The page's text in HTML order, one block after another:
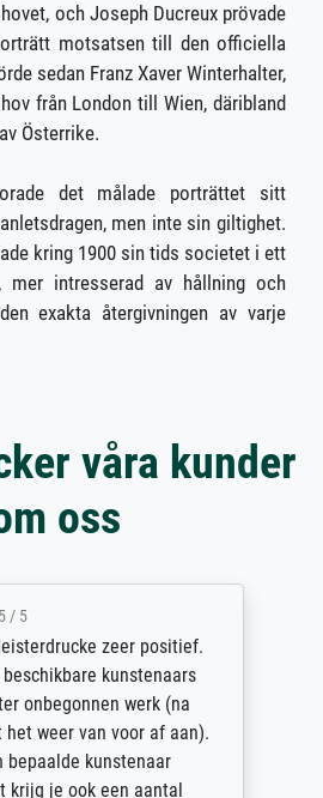
och Joseph Ducreux prövade
motsatsen till den officiella
sedan Franz Xaver Winterhalter,
från London till Wien, däribland
Österrike.
det målade porträttet sitt
men inte sin giltighet.
kring 1900 sin tids societet i ett
mer intresserad av hållning och
exakta återgivningen av varje
våra kunder
oss
/ 5
zeer positief.
kunstenaars
onbegonnen werk (na
weer van voor af aan).
bepaalde kunstenaar
krijg je ook een aantal